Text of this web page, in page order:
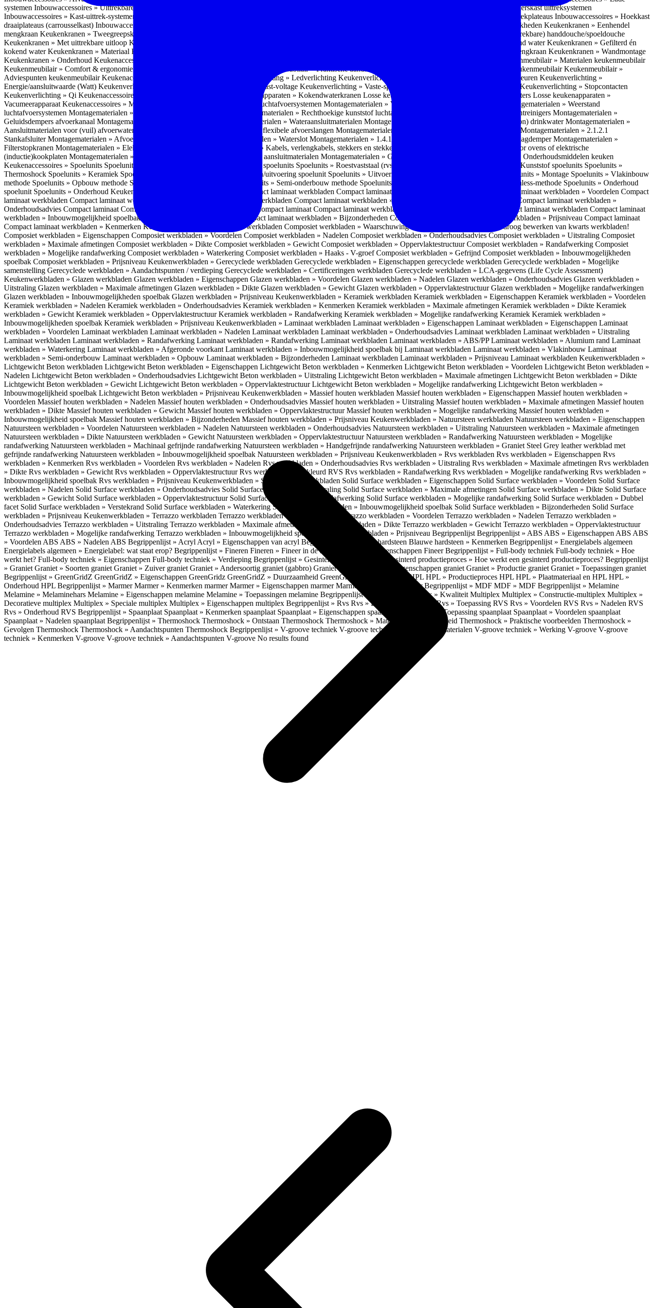
systemen Inbouwaccessoires » Uittrekbare ladesystemen
Inbouwaccessoires » Apothekerskast uittreksystemen
Inbouwaccessoires » Kast-uittrek-systemen
Inbouwaccessoires » Hoekkast uittrekplateaus Inbouwaccessoires » Hoekkast
draaiplateaus (carrousselkast) Inbouwaccessoires » Onderhoud Keukenkranen » Bedieningsmogelijkheden Keukenkranen » Eenhendel
mengkraan Keukenkranen » Tweegreepskraan
Keukenkranen » Met (uitrekbare) handdouche/spoeldouche
Keukenkranen » Met uittrekbare uitloop Keukenkranen » Gefilterd water Keukenkranen » Kokend waterKeukenkranen » Gefilterd én
kokend waterKeukenkranen » Materiaal Keukenkranen » Pvd Techniek (pvd) Keukenkranen » Bladmengkraan Keukenkranen » Wandmontage
Keukenkranen » Onderhoud Keukenaccessoires » Keukenmeubilair
Keukenmeubilair » Materialen keukenmeubilair
Keukenmeubilair » Comfort & ergonomie
Keukenmeubilair » Praktische aandachtspunten Keukenmeubilair » Duurzaamheid keukenmeubilairKeukenmeubilair »
Adviespunten keukenmeubilairKeukenaccessoires » Keukenverlichting Keukenverlichting » Ledverlichting Keukenverlichting » Installatie Keukenverlichting » Lichtkleuren Keukenverlichting »
Energie/aansluitwaarde (Watt) Keukenverlichting » Leddriver Keukenverlichting » Vast-voltage Keukenverlichting » Vaste-spanning
Keukenverlichting » Stopcontacten
Keukenverlichting » Qi Keukenaccessoires » Losse keukenapparaten Losse keukenapparaten » Kokendwaterkranen Losse keukenapparaten » Plintverwarming/plintheaters Losse keukenapparaten »
Vacumeerapparaat Keukenaccessoires » Montagematerialen Montagematerialen » Luchtafvoersystemen Montagematerialen » Verschillende Luchtafvoersystemen
Montagematerialen » Weerstand
luchtafvoersystemen Montagematerialen » Flexibele (ronde) afvoerslangen Montagematerialen » Rechthoekige kunststof luchtafvoersystemen Montagematerialen » Luchtreinigers Montagematerialen »
Geluidsdempers afvoerkanaal Montagematerialen » Aansluitmaterialen Montagematerialen » Wateraansluitmaterialen Montagematerialen » Aansluitmateriaal voor (schoon) drinkwaterMontagematerialen »
Aansluitmaterialen voor (vuil) afvoerwater sifons
Montagematerialen » 1.2.1 Ronde flexibele afvoerslangen Montagematerialen » Dempingsysteem van lades en deuren Montagematerialen » 2.1.2.1
StankafsluiterMontagematerialen » Afvoerpluggen t.b.v. spoelunits Montagematerialen » Waterslot Montagematerialen » 1.4.1 Plasmafilter Montagematerialen » WaterslagdemperMontagematerialen »
Filterstopkranen Montagematerialen » Elektra aansluitmateriaal Montagematerialen » Kabels, verlengkabels, stekkers en stekkerblokken
Montagematerialen » Kabels voor ovens of elektrische
(inductie)kookplaten Montagematerialen » Combiregelaar Montagematerialen » Gas aansluitmaterialen Montagematerialen » Gasaansluitmaterialen
Montagematerialen » Onderhoudsmiddelen keuken
Keukenaccessoires » Spoelunits Spoelunits » Types/soorten Spoelunits » Materialen spoelunits Spoelunits » Roestvaststaal (rvs) Spoelunits » Kunststof spoelunits Spoelunits »
Thermoshock Spoelunits » Keramiek Spoelunits » Tegelbakken Spoelunits » Design/uitvoering spoelunit Spoelunits » Uitvoering Spoelunits » Montage Spoelunits » Vlakinbouw
methode Spoelunits » Opbouw methode Spoelunits » Onderbouw methode Spoelunits » Semi-onderbouw methode Spoelunits » Tussenbouw methode Spoelunits » Rimless-methode Spoelunits » Onderhoud
spoelunit Spoelunits » Onderhoud Keukenwerkbladen Keukenwerkbladen » Compact laminaat werkbladen Compact laminaat werkbladen » Eigenschappen
Compact laminaat werkbladen » Voordelen Compact
laminaat werkbladen Compact laminaat werkbladen » Nadelen Compact laminaat werkbladen Compact laminaat werkbladen » Nanotech massief laminaat werkbladen
Compact laminaat werkbladen »
Onderhoudsadvies Compact laminaat Compact laminaat werkbladen » Uitstraling Compact laminaat Compact laminaat werkbladen » Mogelijke randafwerking Compact laminaat werkbladen Compact laminaat
werkbladen » Inbouwmogelijkheid spoelbak Compact laminaat werkbladen
Compact laminaat werkbladen » Bijzonderheden Compact laminaat
Compact laminaat werkbladen » Prijsniveau Compact laminaat
Compact laminaat werkbladen » Kenmerken Keukenwerkbladen » Composiet werkbladen Composiet werkbladen » Waarschuwing Monteurs: bescherm je bij het droog bewerken van kwarts werkbladen!
Composiet werkbladen » Eigenschappen Composiet werkbladen » Voordelen Composiet werkbladen » Nadelen Composiet werkbladen » OnderhoudsadviesComposiet werkbladen » Uitstraling Composiet
werkbladen » Maximale afmetingen Composiet werkbladen » Dikte Composiet werkbladen » Gewicht Composiet werkbladen » OppervlaktestructuurComposiet werkbladen » Randafwerking Composiet
werkbladen » Mogelijke randafwerking Composiet werkbladen » Waterkering Composiet werkbladen » Haaks - V-groefComposiet werkbladen » Gefrijnd Composiet werkbladen » Inbouwmogelijkheden
spoelbak Composiet werkbladen » Prijsniveau Keukenwerkbladen » Gerecyclede werkbladen Gerecyclede werkbladen » Eigenschappen gerecyclede werkbladen Gerecyclede werkbladen » Mogelijke
samenstelling Gerecyclede werkbladen » Aandachtspunten / verdieping Gerecyclede werkbladen » Certificeringen werkbladen Gerecyclede werkbladen » LCA-gegevens (Life Cycle Assessment)
Keukenwerkbladen » Glazen werkbladen Glazen werkbladen » Eigenschappen Glazen werkbladen » Voordelen Glazen werkbladen » Nadelen Glazen werkbladen » Onderhoudsadvies Glazen werkbladen »
Uitstraling Glazen werkbladen » Maximale afmetingen Glazen werkbladen » Dikte Glazen werkbladen » Gewicht Glazen werkbladen » OppervlaktestructuurGlazen werkbladen » Mogelijke randafwerkingen
Glazen werkbladen » Inbouwmogelijkheden spoelbak Glazen werkbladen » Prijsniveau Keukenwerkbladen » Keramiek werkbladen Keramiek werkbladen » Eigenschappen Keramiek werkbladen » Voordelen
Keramiek werkbladen » Nadelen Keramiek werkbladen » Onderhoudsadvies Keramiek werkbladen » Kenmerken Keramiek werkbladen » Maximale afmetingen Keramiek werkbladen » Dikte Keramiek
werkbladen » Gewicht Keramiek werkbladen » OppervlaktestructuurKeramiek werkbladen » Randafwerking Keramiek werkbladen » Mogelijke randafwerking Keramiek Keramiek werkbladen »
Inbouwmogelijkheden spoelbak Keramiek werkbladen » Prijsniveau Keukenwerkbladen » Laminaat werkbladen Laminaat werkbladen » Eigenschappen Laminaat werkbladen » Eigenschappen Laminaat
werkbladen » Voordelen Laminaat werkbladen Laminaat werkbladen » Nadelen Laminaat werkbladen Laminaat werkbladen » Onderhoudsadvies Laminaat werkbladen Laminaat werkbladen » Uitstraling
Laminaat werkbladen Laminaat werkbladen » Randafwerking Laminaat werkbladen » Randafwerking Laminaat werkbladen Laminaat werkbladen » ABS/PPLaminaat werkbladen » Alumium rand Laminaat
werkbladen » Waterkering Laminaat werkbladen » Afgeronde voorkant Laminaat werkbladen » Inbouwmogelijkheid spoelbak bij Laminaat werkbladen Laminaat werkbladen » Vlakinbouw Laminaat
werkbladen » Semi-onderbouw Laminaat werkbladen » Opbouw Laminaat werkbladen » Bijzonderheden Laminaat werkbladen Laminaat werkbladen » Prijsniveau Laminaat werkbladen Keukenwerkbladen »
Lichtgewicht Beton werkbladen Lichtgewicht Beton werkbladen » Eigenschappen Lichtgewicht Beton werkbladen » Kenmerken Lichtgewicht Beton werkbladen » Voordelen Lichtgewicht Beton werkbladen »
Nadelen Lichtgewicht Beton werkbladen » Onderhoudsadvies Lichtgewicht Beton werkbladen » Uitstraling Lichtgewicht Beton werkbladen » Maximale afmetingen Lichtgewicht Beton werkbladen » Dikte
Lichtgewicht Beton werkbladen » Gewicht Lichtgewicht Beton werkbladen » OppervlaktestructuurLichtgewicht Beton werkbladen » Mogelijke randafwerking Lichtgewicht Beton werkbladen »
Inbouwmogelijkheid spoelbak Lichtgewicht Beton werkbladen » Prijsniveau Keukenwerkbladen » Massief houten werkbladen Massief houten werkbladen » Eigenschappen Massief houten werkbladen »
Voordelen Massief houten werkbladen » Nadelen Massief houten werkbladen » Onderhoudsadvies Massief houten werkbladen » Uitstraling Massief houten werkbladen » Maximale afmetingen Massief houten
werkbladen » Dikte Massief houten werkbladen » Gewicht Massief houten werkbladen » OppervlaktestructuurMassief houten werkbladen » Mogelijke randafwerking Massief houten werkbladen »
Inbouwmogelijkheid spoelbak Massief houten werkbladen » Bijzonderheden Massief houten werkbladen » Prijsniveau Keukenwerkbladen » Natuursteen werkbladen Natuursteen werkbladen » Eigenschappen
Natuursteen werkbladen » Voordelen Natuursteen werkbladen » Nadelen Natuursteen werkbladen » Onderhoudsadvies Natuursteen werkbladen » Uitstraling Natuursteen werkbladen » Maximale afmetingen
Natuursteen werkbladen » Dikte Natuursteen werkbladen » Gewicht Natuursteen werkbladen » OppervlaktestructuurNatuursteen werkbladen » Randafwerking Natuursteen werkbladen » Mogelijke
randafwerking Natuursteen werkbladen » Machinaal gefrijnde randafwerking Natuursteen werkbladen » Handgefrijnde randafwerking Natuursteen werkbladen » Graniet Steel Grey leather werkblad met
gefrijnde randafwerking Natuursteen werkbladen » Inbouwmogelijkheid spoelbak Natuursteen werkbladen » Prijsniveau Keukenwerkbladen » Rvs werkbladen Rvs werkbladen » Eigenschappen Rvs
werkbladen » Kenmerken Rvs werkbladen » Voordelen Rvs werkbladen » Nadelen Rvs werkbladen » Onderhoudsadvies Rvs werkbladen » Uitstraling Rvs werkbladen » Maximale afmetingen Rvs werkbladen
» Dikte Rvs werkbladen » Gewicht Rvs werkbladen » OppervlaktestructuurRvs werkbladen » Gekleurd RVS Rvs werkbladen » Randafwerking Rvs werkbladen » Mogelijke randafwerking Rvs werkbladen »
Inbouwmogelijkheid spoelbak Rvs werkbladen » Prijsniveau Keukenwerkbladen » Solid Surface werkbladen Solid Surface werkbladen » Eigenschappen Solid Surface werkbladen » Voordelen Solid Surface
werkbladen » Nadelen Solid Surface werkbladen » Onderhoudsadvies Solid Surface werkbladen » Uitstraling Solid Surface werkbladen » Maximale afmetingen Solid Surface werkbladen » Dikte Solid Surface
werkbladen » Gewicht Solid Surface werkbladen » Oppervlaktestructuur Solid Surface werkbladen » Randafwerking Solid Surface werkbladen » Mogelijke randafwerking Solid Surface werkbladen » Dubbel
facet Solid Surface werkbladen » Verstekrand Solid Surface werkbladen » WaterkeringSolid Surface werkbladen » Inbouwmogelijkheid spoelbak Solid Surface werkbladen » Bijzonderheden Solid Surface
werkbladen » Prijsniveau Keukenwerkbladen » Terrazzo werkbladen Terrazzo werkbladen » Eigenschappen Terrazzo werkbladen » Voordelen Terrazzo werkbladen » Nadelen Terrazzo werkbladen »
Onderhoudsadvies Terrazzo werkbladen » Uitstraling Terrazzo werkbladen » Maximale afmetingen Terrazzo werkbladen » Dikte Terrazzo werkbladen » Gewicht Terrazzo werkbladen » Oppervlaktestructuur
Terrazzo werkbladen » Mogelijke randafwerking Terrazzo werkbladen » Inbouwmogelijkheid spoelbak Terrazzo werkbladen » Prijsniveau Begrippenlijst Begrippenlijst » ABS ABS » Eigenschappen ABS ABS
» Voordelen ABS ABS » Nadelen ABS Begrippenlijst » Acryl Acryl » Eigenschappen van acryl Begrippenlijst » Blauwe hardsteen Blauwe hardsteen » Kenmerken Begrippenlijst » Energielabels algemeen
Energielabels algemeen » Energielabel: wat staat erop? Begrippenlijst » Fineren Fineren » Fineer in de keuken Fineren » Eigenschappen FineerBegrippenlijst » Full-body techniek Full-body techniek » Hoe
werkt het? Full-body techniek » Eigenschappen Full-body techniek » Verdieping Begrippenlijst » Gesinterd productieproces Gesinterd productieproces » Hoe werkt een gesinterd productieproces? Begrippenlijst
» Graniet Graniet » Soorten graniet Graniet » Zuiver graniet Graniet » Andersoortig graniet (gabbro) Graniet » Gneis Graniet » Eigenschappen graniet Graniet » Productie graniet Graniet » Toepassingen graniet
Begrippenlijst » GreenGridZ GreenGridZ » Eigenschappen GreenGridz GreenGridZ » Duurzaamheid GreenGridz Begrippenlijst » HPL HPL » Productieproces HPL HPL » Plaatmateriaal en HPL HPL »
Onderhoud HPL Begrippenlijst » MarmerMarmer » Kenmerken marmerMarmer » Eigenschappen marmerMarmer » Productie marmerBegrippenlijst » MDF MDF » MDF Begrippenlijst » Melamine
Melamine » Melaminehars Melamine » Eigenschappen melamine Melamine » Toepassingen melamine Begrippenlijst » Multiplex Multiplex » Kwaliteit Multiplex Multiplex » Constructie-multiplex Multiplex »
Decoratieve multiplex Multiplex » Speciale multiplex Multiplex » Eigenschappen multiplex Begrippenlijst » Rvs Rvs » Eigenschappen RVS Rvs » Toepassing RVS Rvs » Voordelen RVS Rvs » Nadelen RVS
Rvs » Onderhoud RVS Begrippenlijst » Spaanplaat Spaanplaat » Kenmerken spaanplaat Spaanplaat » Eigenschappen spaanplaat Spaanplaat » Toepassing spaanplaat Spaanplaat » Voordelen spaanplaat
Spaanplaat » Nadelen spaanplaat Begrippenlijst » Thermoshock Thermoshock » Ontstaan Thermoshock Thermoshock » Materialen & gevoeligheid Thermoshock » Praktische voorbeelden Thermoshock »
Gevolgen Thermoshock Thermoshock » Aandachtspunten Thermoshock Begrippenlijst » V-groove techniek V-groove techniek » Toepasbare materialen V-groove techniek » Werking V-groove V-groove
techniek » Kenmerken V-groove V-groove techniek » Aandachtspunten V-groove No results found